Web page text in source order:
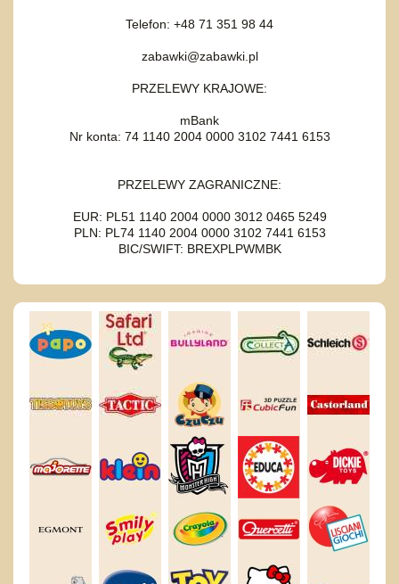
Telefon: +48 71 351 98 44
zabawki@zabawki.pl
PRZELEWY KRAJOWE:
mBank
Nr konta: 74 1140 2004 0000 3102 7441 6153
PRZELEWY ZAGRANICZNE:
EUR: PL51 1140 2004 0000 3012 0465 5249
PLN: PL74 1140 2004 0000 3102 7441 6153
BIC/SWIFT: BREXPLPWMBK